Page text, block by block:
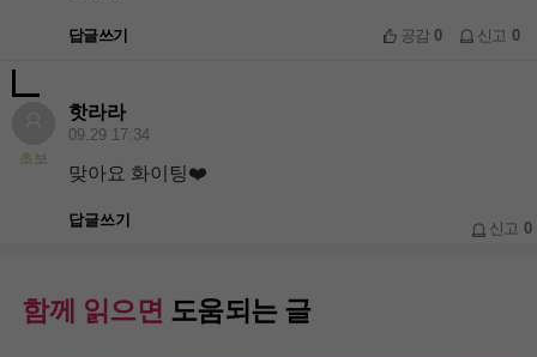
답글쓰기 공감0 신고 0
초보
핫라라
09.29 17:34
맞아요 화이팅❤️
답글쓰기 신고 0
함께 읽으면 도움되는 글